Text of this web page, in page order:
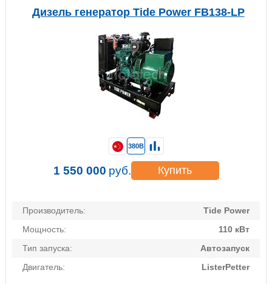
Дизель генератор Tide Power FB138-LP
Производитель:
Tide Power
Мощность:
110 кВт
Тип запуска:
Автозапуск
Двигатель:
ListerPetter
380В
1 550 000 руб. Купить